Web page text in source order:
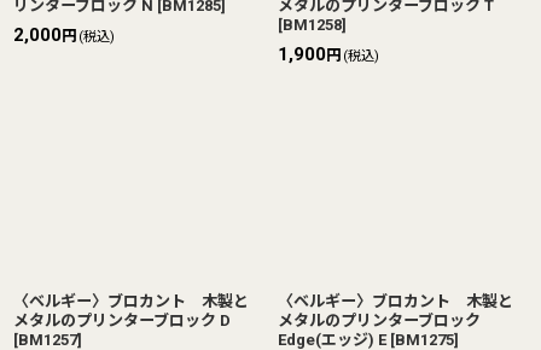
リンターブロック N [BM1285]
2,000円 (税込)
メタルのプリンターブロック T
[BM1258]
1,900円 (税込)
〈ベルギー〉ブロカント 木製と
メタルのプリンターブロック D
[BM1257]
〈ベルギー〉ブロカント 木製と
メタルのプリンターブロック
Edge(エッジ) E [BM1275]